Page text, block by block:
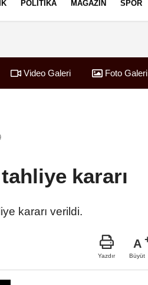
POLITIKA MAGAZIN SPOR
Video Galeri Foto Galeri
kararı
kararı verildi.
Yazdır
A
Büyüt